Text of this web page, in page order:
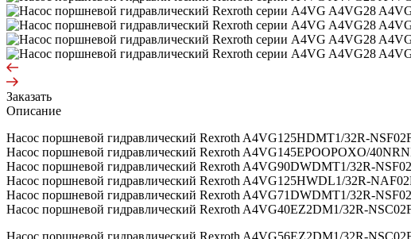
Заказать
Описание
Насос поршневой гидравлический Rexroth A4VG125HDMT1/32R-
Насос поршневой гидравлический Rexroth A4VG145EPOOPOXO/
Насос поршневой гидравлический Rexroth A4VG90DWDMT1/32R-
Насос поршневой гидравлический Rexroth A4VG125HWDL1/32R-
Насос поршневой гидравлический Rexroth A4VG71DWDMT1/32R-
Насос поршневой гидравлический Rexroth A4VG40EZ2DM1/32R-
Насос поршневой гидравлический Rexroth A4VG56EZ2DM1/32R-